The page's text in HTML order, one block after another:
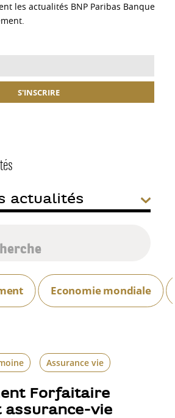
les actualités BNP Paribas Banque
S'INSCRIRE
Economie mondiale
Assurance vie
Forfaitaire
assurance-vie